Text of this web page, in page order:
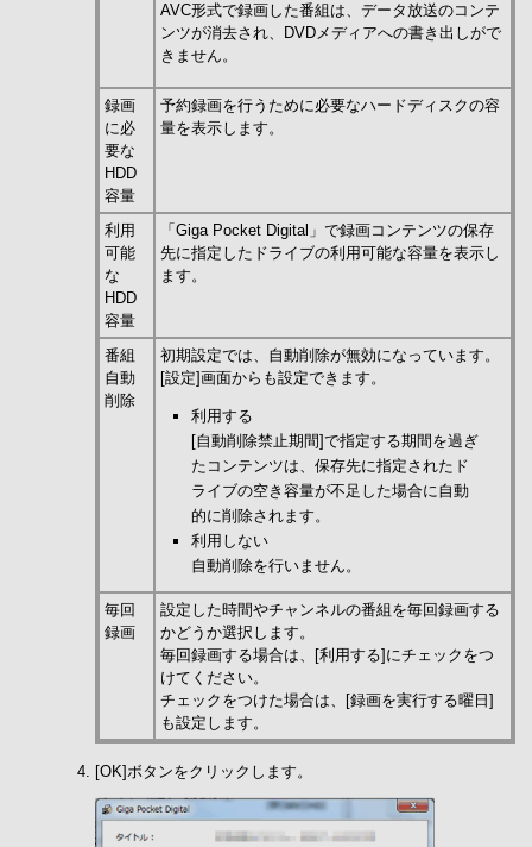
AVC形式で録画した番組は、データ放送のコンテ
ンツが消去され、DVDメディアへの書き出しがで
きません。
録画
に必
要な
HDD
容量
予約録画を行うために必要なハードディスクの容
量を表示します。
利用
可能
な
HDD
容量
「Giga Pocket Digital」で録画コンテンツの保存
先に指定したドライブの利用可能な容量を表示し
ます。
番組
自動
削除
初期設定では、自動削除が無効になっています。
[設定]画面からも設定できます。
利用する
[自動削除禁止期間]で指定する期間を過ぎ
たコンテンツは、保存先に指定されたド
ライブの空き容量が不足した場合に自動
的に削除されます。
利用しない
自動削除を行いません。
毎回
録画
設定した時間やチャンネルの番組を毎回録画する
かどうか選択します。
毎回録画する場合は、[利用する]にチェックをつ
けてください。
チェックをつけた場合は、[録画を実行する曜日]
も設定します。
[OK]ボタンをクリックします。